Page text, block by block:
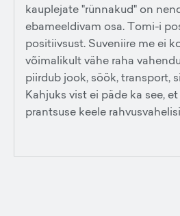
kauplejate "rünnakud" on
ebameeldivam osa. Tomi-i
positiivsust. Suveniire me ei
võimalikult vähe raha
piirdub jook, söök, transport,
Kahjuks vist ei päde ka see,
prantsuse keele